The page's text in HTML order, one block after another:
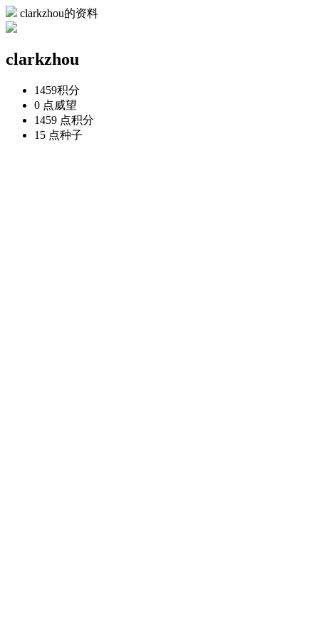
clarkzhou的资料
clarkzhou
1459积分
0 点威望
1459 点积分
15 点种子